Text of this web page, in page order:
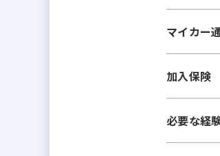
マイカー
加入保険
必要な経